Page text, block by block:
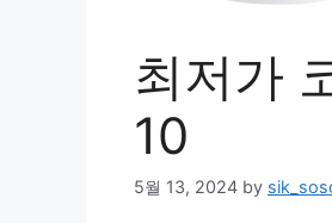
최저가
10
5월 13, 2024 by